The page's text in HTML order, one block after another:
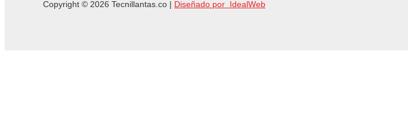
Copyright © 2026 Tecnillantas.co | Diseñado por IdealWeb